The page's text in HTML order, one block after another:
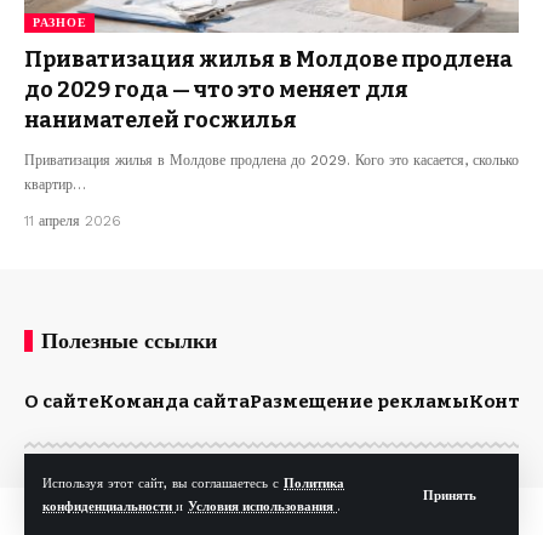
Используя этот сайт, вы соглашаетесь с Политика
конфиденциальности и Условия использования .
Принять
РАЗНОЕ
Приватизация жилья в Молдове продлена
до 2029 года — что это меняет для
нанимателей госжилья
Приватизация жилья в Молдове продлена до 2029. Кого это касается, сколько
квартир…
11 апреля 2026
Полезные ссылки
О сайтеКоманда сайтаРазмещение рекламы
© Kp.md. Все права защищены.